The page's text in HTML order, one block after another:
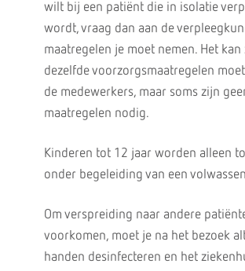
wilt bij een patiënt die in isolatie
wordt, vraag dan aan de
maatregelen je moet nemen. Het
dezelfde voorzorgsmaatregelen
de medewerkers, maar soms zijn
maatregelen nodig.
Kinderen tot 12 jaar worden alleen
onder begeleiding van een
Om verspreiding naar andere
voorkomen, moet je na het bezoek
handen desinfecteren en het